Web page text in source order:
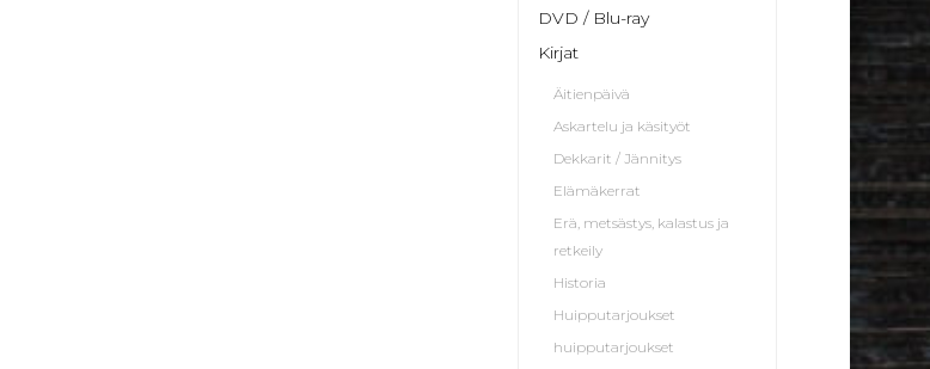
DVD / Blu-ray
Kirjat
Äitienpäivä
Askartelu ja käsityöt
Dekkarit / Jännitys
Elämäkerrat
Erä, metsästys, kalastus ja
retkeily
Historia
Huipputarjoukset
huipputarjoukset